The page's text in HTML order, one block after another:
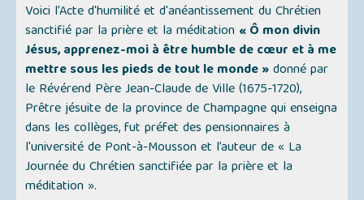
Voici l’Acte d'humilité et d'anéantissement du Chrétien
sanctifié par la prière et la méditation « Ô mon divin
Jésus, apprenez-moi à être humble de cœur et à me
mettre sous les pieds de tout le monde »donné par
le Révérend Père Jean-Claude de Ville (1675-1720),
Prêtre jésuite de la province de Champagne qui enseigna
dans les collèges, fut préfet des pensionnaires à
l'université de Pont-à-Mousson et l’auteur de« La
Journée du Chrétien sanctifiée par la prière et la
méditation ».